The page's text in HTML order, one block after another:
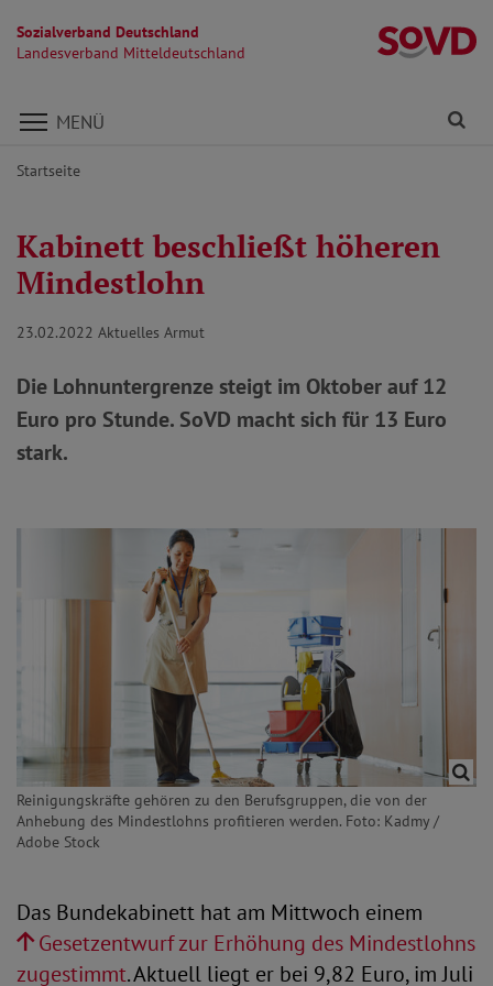
Sozialverband Deutschland
Landesverband Mitteldeutschland
Direkt zu den Inhalten springen
MENÜ
Startseite
Kabinett beschließt höheren
Mindestlohn
23.02.2022 Aktuelles Armut
Die Lohnuntergrenze steigt im Oktober auf 12
Euro pro Stunde. SoVD macht sich für 13 Euro
stark.
Reinigungskräfte gehören zu den Berufsgruppen, die von der
Anhebung des Mindestlohns profitieren werden. Foto: Kadmy /
Adobe Stock
Das Bundekabinett hat am Mittwoch einem
Gesetzentwurf zur Erhöhung des Mindestlohns
zugestimmt. Aktuell liegt er bei 9,82 Euro, im Juli